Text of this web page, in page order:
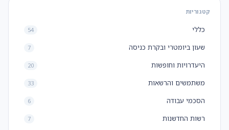
קטגוריות
כללי 54
שעון ביומטרי ובקרת כניסה 7
היעדרויות וחופשות 20
משתמשים והרשאות 33
הסכמי עבודה 6
רשות החדשנות 7